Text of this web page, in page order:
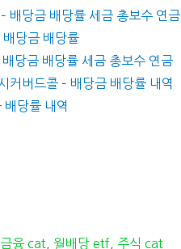
배당금 배당률 세금 총보수 연금
배당금 배당률
당금 배당률 세금 총보수 연금
커버드콜 – 배당금 배당률 내역
배당률 내역
금융 cat 월배당 etf 주식 cat